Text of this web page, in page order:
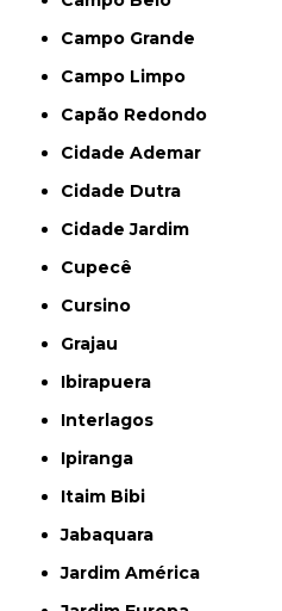
Campo Grande
Campo Limpo
Capão Redondo
Cidade Ademar
Cidade Dutra
Cidade Jardim
Cupecê
Cursino
Grajau
Ibirapuera
Interlagos
Ipiranga
Itaim Bibi
Jabaquara
Jardim América